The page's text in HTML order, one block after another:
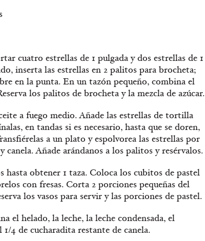
cuatro estrellas de 1 pulgada y dos estrellas de 1
inserta las estrellas en 2 palitos para brocheta;
en la punta. En un tazón pequeño, combina el
los palitos de brocheta y la mezcla de azúcar.
a fuego medio. Añade las estrellas de tortilla
en tandas si es necesario, hasta que se doren,
a un plato y espolvorea las estrellas por
canela. Añade arándanos a los palitos y resérvalos.
obtener 1 taza. Coloca los cubitos de pastel
con fresas. Corta 2 porciones pequeñas del
los vasos para servir y las porciones de pastel.
el helado, la leche, la leche condensada, el
4 de cucharadita restante de canela.